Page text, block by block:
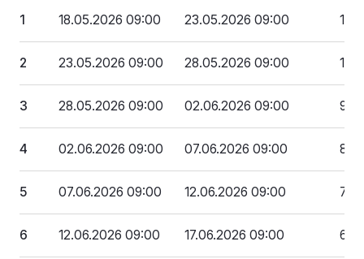
1 18.05.2026 09:00 23.05.2026 09:00
2 23.05.2026 09:00 28.05.2026 09:00
3 28.05.2026 09:00 02.06.2026 09:00 96
4 02.06.2026 09:00 07.06.2026 09:00 84
5 07.06.2026 09:00 12.06.2026 09:00 72
6 12.06.2026 09:00 17.06.2026 09:00 60